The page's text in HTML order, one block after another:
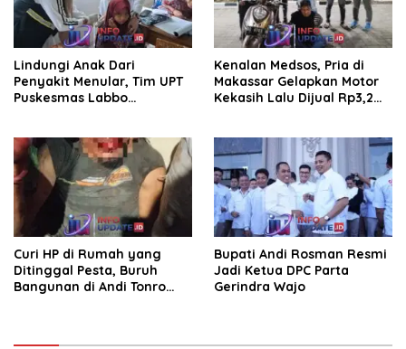
Lindungi Anak Dari
Penyakit Menular, Tim UPT
Puskesmas Labbo
Kenalan Medsos, Pria di
Makassar Gelapkan Motor
Kekasih Lalu Dijual Rp3,2
Curi HP di Rumah yang
Ditinggal Pesta, Buruh
Bangunan di Andi Tonro
Bupati Andi Rosman Resmi
Jadi Ketua DPC Parta
Gerindra Wajo